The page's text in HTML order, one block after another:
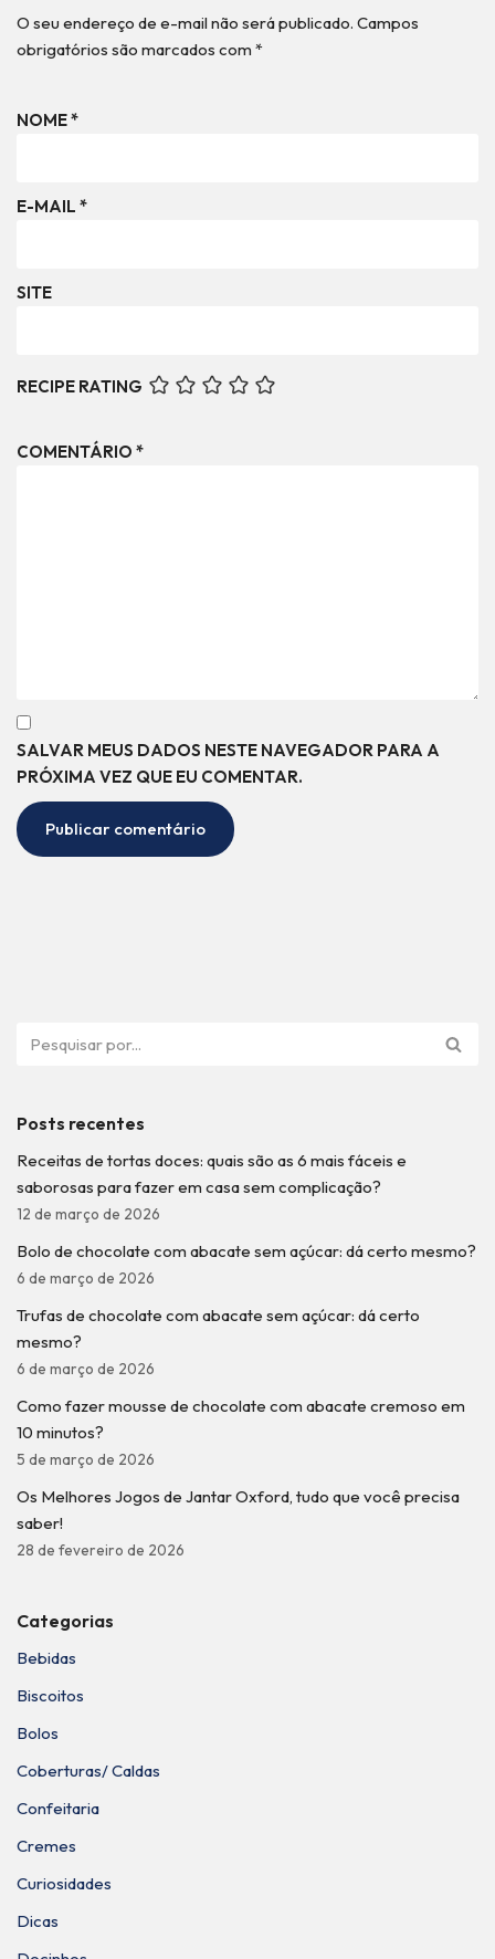
O seu endereço de e-mail não será publicado. Campos
obrigatórios são marcados com *
NOME*
E-MAIL *
SITE
RECIPE RATING
COMENTÁRIO *
SALVAR MEUS DADOS NESTE NAVEGADOR PARA A
PRÓXIMA VEZ QUE EU COMENTAR.
Posts recentes
Receitas de tortas doces: quais são as 6 mais fáceis e
saborosas para fazer em casa sem complicação?
12 de março de 2026
Bolo de chocolate com abacate sem açúcar: dá certo mesmo?
6 de março de 2026
Trufas de chocolate com abacate sem açúcar: dá certo
mesmo?
6 de março de 2026
Como fazer mousse de chocolate com abacate cremoso em
10 minutos?
5 de março de 2026
Os Melhores Jogos de Jantar Oxford, tudo que você precisa
saber!
28 de fevereiro de 2026
Categorias
Bebidas
Biscoitos
Bolos
Coberturas/ Caldas
Confeitaria
Cremes
Curiosidades
Dicas